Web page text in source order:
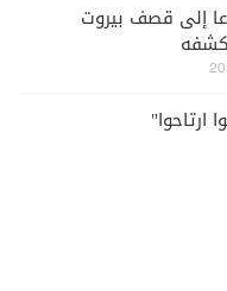
إلى قصف بيروت
ارتاحوا"